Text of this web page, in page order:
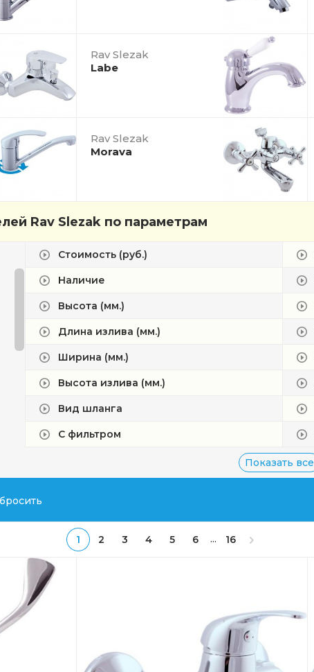
Rav Slezak
Labe
Rav Slezak
Morava
Rav Slezak по параметрам
Стоимость (руб.)
Наличие
Высота (мм.)
Длина излива (мм.)
Ширина (мм.)
Высота излива (мм.)
Вид шланга
С фильтром
Показать все
1 2 3 4 5 6 ... 16